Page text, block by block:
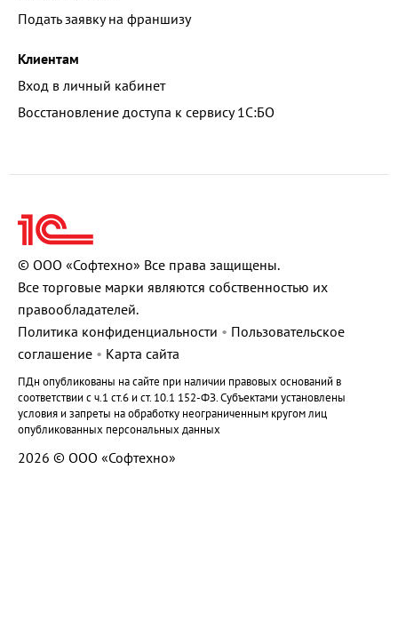
Подать заявку на франшизу
Клиентам
Вход в личный кабинет
Восстановление доступа к сервису 1С:БО
© ООО «Софтехно» Все права защищены.
Все торговые марки являются собственностью их
правообладателей.
Политика конфиденциальности • Пользовательское
соглашение • Карта сайта
ПДн опубликованы на сайте при наличии правовых оснований в
соответствии с ч.1 ст.6 и ст. 10.1 152-ФЗ. Субъектами установлены
условия и запреты на обработку неограниченным кругом лиц
опубликованных персональных данных
2026 © ООО «Софтехно»